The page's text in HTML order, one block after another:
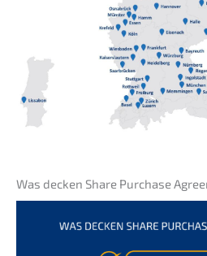
Was decken Share Purcha­se